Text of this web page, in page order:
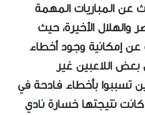
عن المباريات المهمة
والهلال الأخيرة، حيث
إمكانية وجود أخطاء
اللاعبين غير
تسببوا بأخطاء فادحة في
نتيجتها خسارة نادي